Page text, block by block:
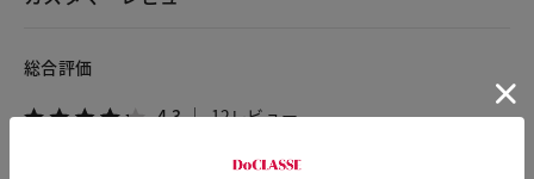
総合評価
4.3 12レビュー